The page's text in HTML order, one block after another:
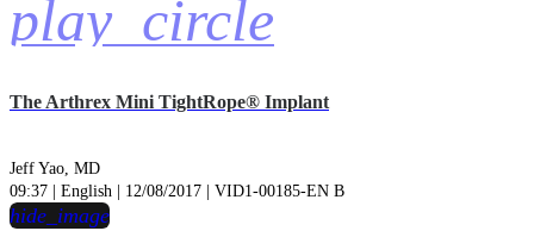
play_circle
The Arthrex Mini TightRope® Implant
Jeff Yao, MD
09:37 | English | 12/08/2017 | VID1-00185-EN B
hide_image